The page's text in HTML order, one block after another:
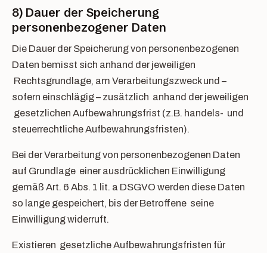
8) Dauer der Speicherung
personenbezogener Daten
Die Dauer der Speicherung von personenbezogenen
Daten bemisst sich anhand der jeweiligen
Rechtsgrundlage, am Verarbeitungszweck und –
sofern einschlägig – zusätzlich anhand der jeweiligen
gesetzlichen Aufbewahrungsfrist (z.B. handels- und
steuerrechtliche Aufbewahrungsfristen).
Bei der Verarbeitung von personenbezogenen Daten
auf Grundlage einer ausdrücklichen Einwilligung
gemäß Art. 6 Abs. 1 lit. a DSGVO werden diese Daten
so lange gespeichert, bis der Betroffene seine
Einwilligung widerruft.
Existieren gesetzliche Aufbewahrungsfristen für